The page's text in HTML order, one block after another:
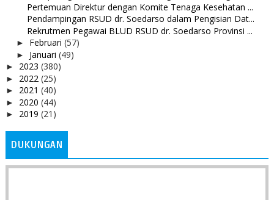
Pertemuan Direktur dengan Komite Tenaga Kesehatan ...
Pendampingan RSUD dr. Soedarso dalam Pengisian Dat...
Rekrutmen Pegawai BLUD RSUD dr. Soedarso Provinsi ...
► Februari (57)
► Januari (49)
► 2023 (380)
► 2022 (25)
► 2021 (40)
► 2020 (44)
► 2019 (21)
DUKUNGAN